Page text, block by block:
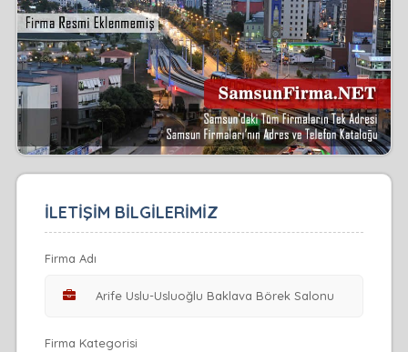
İLETİŞİM BİLGİLERİMİZ
Firma Adı
Firma Kategorisi